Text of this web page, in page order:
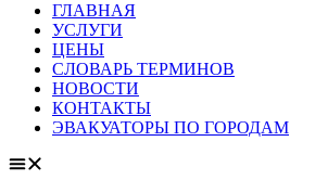
ГЛАВНАЯ
УСЛУГИ
ЦЕНЫ
СЛОВАРЬ ТЕРМИНОВ
НОВОСТИ
КОНТАКТЫ
ЭВАКУАТОРЫ ПО ГОРОДАМ